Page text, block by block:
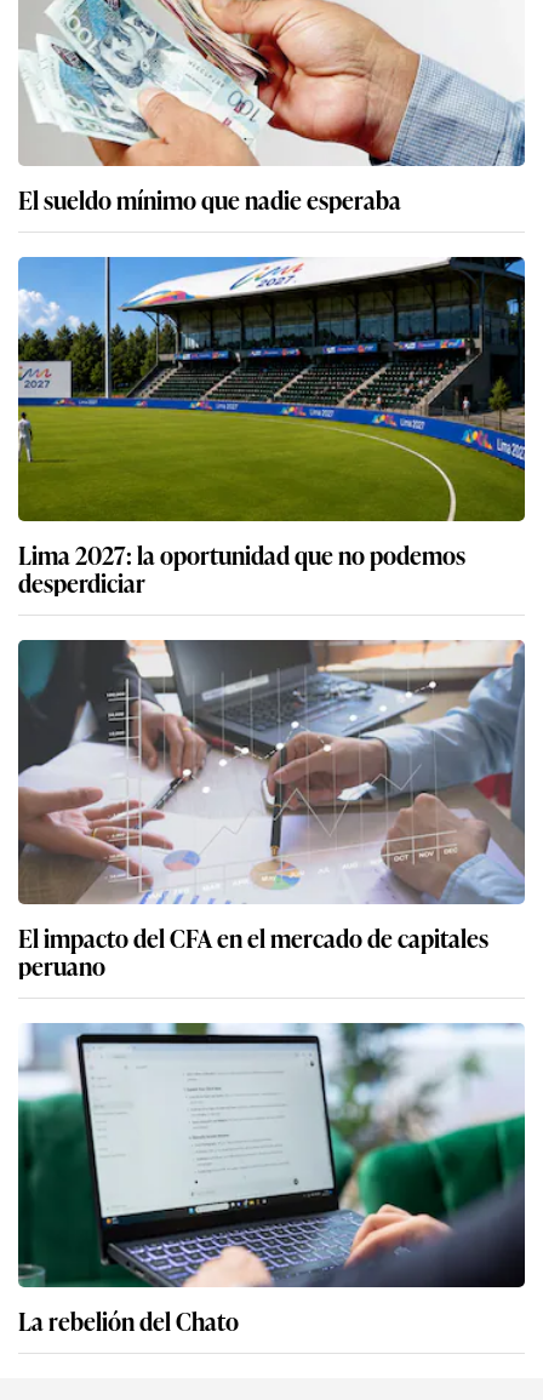
El sueldo mínimo que nadie esperaba
Lima 2027: la oportunidad que no podemos
desperdiciar
El impacto del CFA en el mercado de capitales
peruano
La rebelión del Chato